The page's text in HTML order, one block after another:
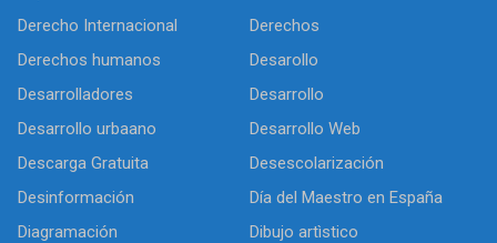
Derecho Internacional
Derechos
Derechos humanos
Desarollo
Desarrolladores
Desarrollo
Desarrollo urbaano
Desarrollo Web
Descarga Gratuita
Desescolarización
Desinformación
Día del Maestro en España
Diagramación
Dibujo artìstico